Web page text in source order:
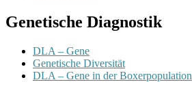
Genetische Diagnostik
DLA – Gene
Genetische Diversität
DLA – Gene in der Boxerpopulation